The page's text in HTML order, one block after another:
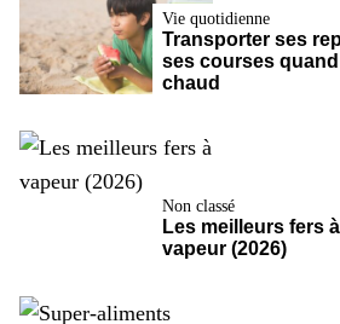
Vie quotidienne
Transporter ses
ses courses
chaud
Non classé
Les meilleurs fers à
vapeur (2026)